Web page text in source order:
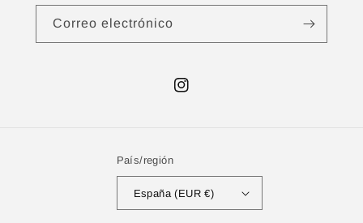
Correo electrónico
Instagram
País/región
España (EUR €)